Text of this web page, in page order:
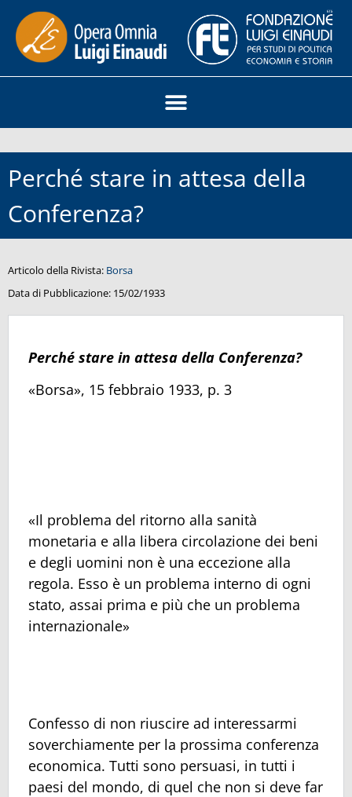
Perché stare in attesa della
Conferenza?
Articolo della Rivista: Borsa
Data di Pubblicazione: 15/02/1933
Perché stare in attesa della Conferenza?
«Borsa», 15 febbraio 1933, p. 3
«Il problema del ritorno alla sanità
monetaria e alla libera circolazione dei beni
e degli uomini non è una eccezione alla
regola. Esso è un problema interno di ogni
stato, assai prima e più che un problema
internazionale»
Confesso di non riuscire ad interessarmi
soverchiamente per la prossima conferenza
economica. Tutti sono persuasi, in tutti i
paesi del mondo, di quel che non si deve far